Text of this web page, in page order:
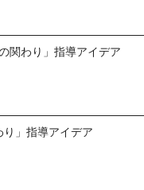
関わり」指導アイデア
」指導アイデア